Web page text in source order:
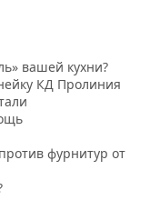
вашей кухни?
КД Пролиния
фурнитур от